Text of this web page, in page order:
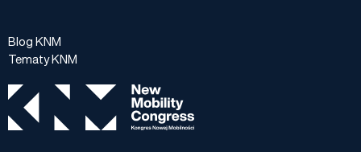
Blog KNM
Tematy KNM